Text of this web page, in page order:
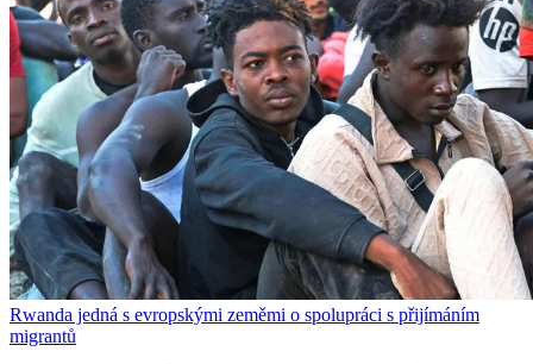
Rwanda jedná s evropskými zeměmi o spolupráci s přijímáním
migrantů